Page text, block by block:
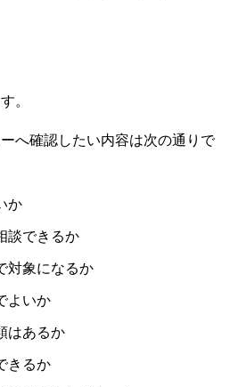
。
へ確認したい内容は次の通りで
か
談できるか
対象になるか
よいか
はあるか
きるか